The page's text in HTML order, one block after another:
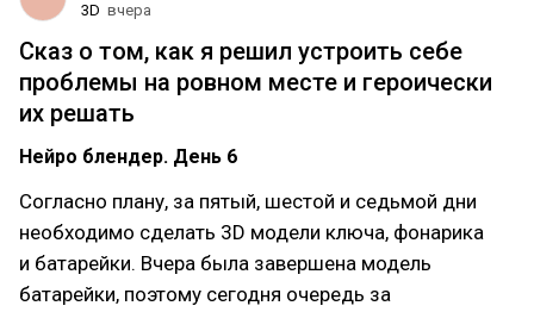
3D вчера
Сказ о том, как я решил устроить себе
проблемы на ровном месте и героически
их решать
Нейро блендер. День 6
Согласно плану, за пятый, шестой и седьмой дни
необходимо сделать 3D модели ключа, фонарика
и батарейки. Вчера была завершена модель
батарейки, поэтому сегодня очередь за